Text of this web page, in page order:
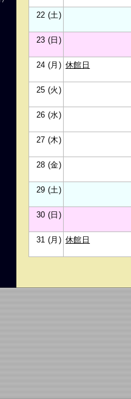
22 (土)
23 (日)
24 (月) 休館日
25 (火)
26 (水)
27 (木)
28 (金)
29 (土)
30 (日)
31 (月) 休館日